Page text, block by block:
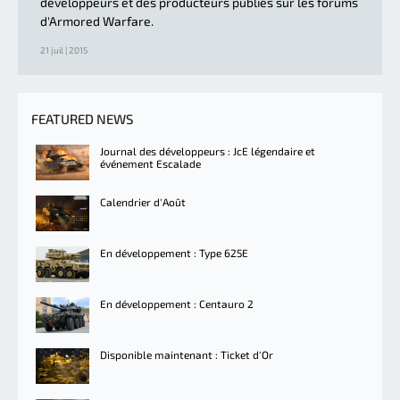
d'Armored Warfare.
21 juil | 2015
FEATURED NEWS
Journal des développeurs : JcE légendaire et
événement Escalade
Calendrier d'Août
En développement : Type 625E
En développement : Centauro 2
Disponible maintenant : Ticket d'Or